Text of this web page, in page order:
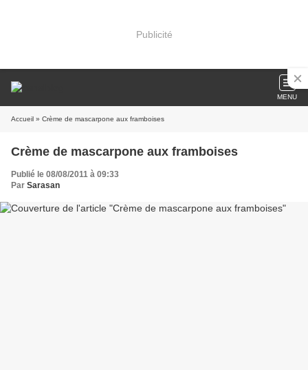
Publicité
MENU
Accueil » Crème de mascarpone aux framboises
Crème de mascarpone aux framboises
Publié le 08/08/2011 à 09:33
Par Sarasan